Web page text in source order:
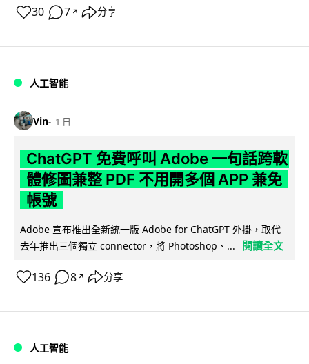
30 7 ↗ 分享
人工智能
Vin 1 日
ChatGPT 免費呼叫 Adobe 一句話跨軟
體修圖兼整 PDF 不用開多個 APP 兼免
帳號
Adobe 宣布推出全新統一版 Adobe for ChatGPT 外掛，取代
去年推出三個獨立 connector，將 Photoshop、...
閱讀全文
136 8 ↗ 分享
人工智能